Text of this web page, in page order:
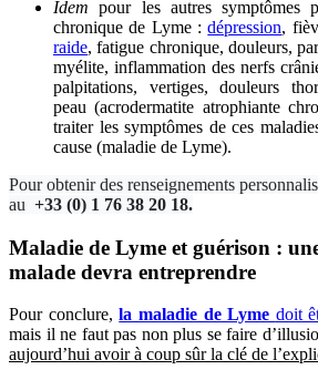
Idem pour les autres symptômes
chronique de Lyme :dépression,
raide, fatigue chronique, douleurs,
myélite, inflammation des nerfs
palpitations, vertiges, douleurs
peau (acrodermatite atrophiante
traiter les symptômes de ces
cause (maladie de Lyme).
Pour obtenir des renseignements
au +33 (0) 1 76 38 20 18.
Maladie de Lyme et guérison : u
malade devra entreprendre
Pour conclure,la maladie de Lyme doit
mais il ne faut pas non plus se faire
aujourd’hui avoir à coup sûr la clé de